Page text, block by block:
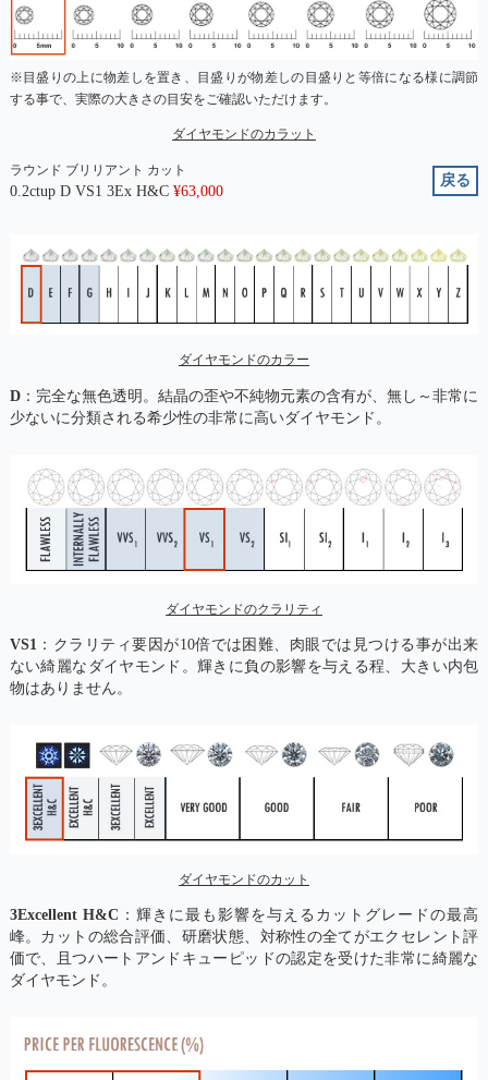
※目盛りの上に物差しを置き、目盛りが物差しの目盛りと等倍になる様に調節
する事で、実際の大きさの目安をご確認いただけます。
ダイヤモンドのカラット
ラウンド ブリリアント カット
0.2ctup D VS1 3Ex H&C ¥63,000
戻る
ダイヤモンドのカラー
D：完全な無色透明。結晶の歪や不純物元素の含有が、無し～非常に
少ないに分類される希少性の非常に高いダイヤモンド。
ダイヤモンドのクラリティ
VS1：クラリティ要因が10倍では困難、肉眼では見つける事が出来
ない綺麗なダイヤモンド。輝きに負の影響を与える程、大きい内包
物はありません。
ダイヤモンドのカット
3Excellent H&C ：輝きに最も影響を与えるカットグレードの最高
峰。カットの総合評価、研磨状態、対称性の全てがエクセレント評
価で、且つハートアンドキューピッドの認定を受けた非常に綺麗な
ダイヤモンド。